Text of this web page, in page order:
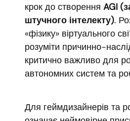
крок до створення AGI
штучного інтелекту).
«фізику» віртуального
розуміти причинно-
критично важливо для
автономних систем та
Для геймдизайнерів та